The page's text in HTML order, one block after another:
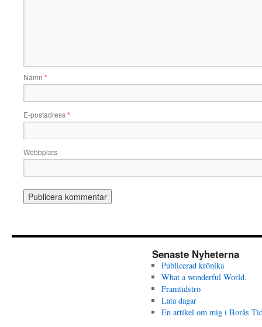
Namn *
E-postadress*
Webbplats
Senaste Nyheterna
Publicerad krönika
What a wonderful World.
Framtidstro
Lata dagar
En artikel om mig i Borås